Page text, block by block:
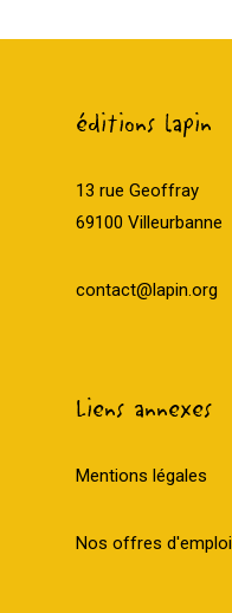
éditions lapin
13 rue Geoffray
69100 Villeurbanne
contact@lapin.org
Liens annexes
Mentions légales
Nos offres d'emploi